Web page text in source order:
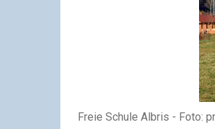
Freie Schule Albris - Foto: